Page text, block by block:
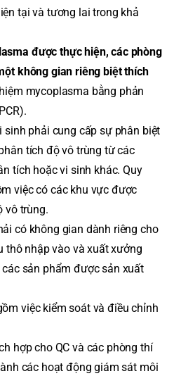
tại và tương lai trong khả
được thực hiện, các phòng
không gian riêng biệt thích
mycoplasma bằng phản
sinh phải cung cấp sự phân biệt
tích độ vô trùng từ các
tích hoặc vi sinh khác. Quy
việc có các khu vực được
vô trùng.
có không gian dành riêng cho
thô nhập vào và xuất xưởng
sản phẩm được sản xuất
việc kiểm soát và điều chỉnh
hợp cho QC và các phòng thí
các hoạt động giám sát môi